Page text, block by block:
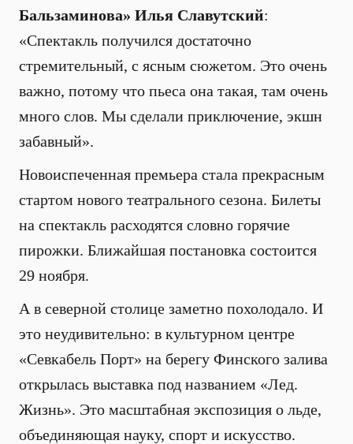
Бальзаминова» Илья Славутский:
«Спектакль получился достаточно
стремительный, с ясным сюжетом. Это очень
важно, потому что пьеса она такая, там очень
много слов. Мы сделали приключение, экшн
забавный».
Новоиспеченная премьера стала прекрасным
стартом нового театрального сезона. Билеты
на спектакль расходятся словно горячие
пирожки. Ближайшая постановка состоится
29 ноября.
А в северной столице заметно похолодало. И
это неудивительно: в культурном центре
«Севкабель Порт» на берегу Финского залива
открылась выставка под названием «Лед.
Жизнь». Это масштабная экспозиция о льде,
объединяющая науку, спорт и искусство.